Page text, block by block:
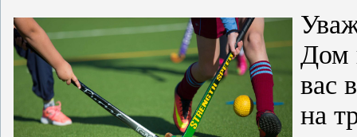
Дом
вас
на